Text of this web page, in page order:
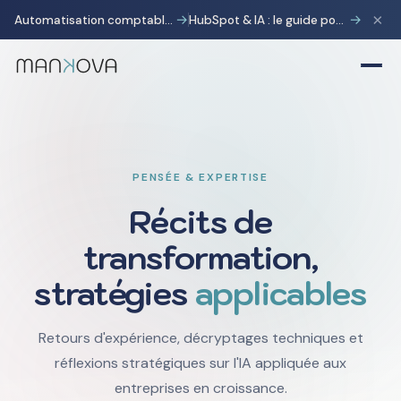
Automatisation comptable avec Pennylane : transformer la charge administrative en avantage stratégique → HubSpot & IA : le guide pour gagner 10 heures par semaine → ×
PENSÉE & EXPERTISE
Récits de
transformation,
stratégies applicables
Retours d'expérience, décryptages techniques et
réflexions stratégiques sur l'IA appliquée aux
entreprises en croissance.